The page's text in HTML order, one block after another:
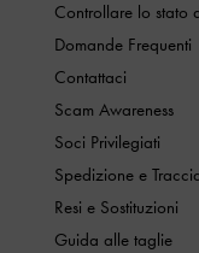
Controllare lo stato
Domande Frequenti
Contattaci
Scam Awareness
Soci Privilegiati
Spedizione e
Resi e Sostituzioni
Guida alle taglie